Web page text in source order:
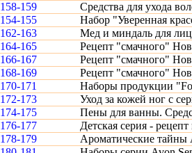
158-159
Средства для ухода
154-155
Набор "Уверенная
162-163
Мед и миндаль для
164-165
Рецепт "смачного"
166-167
Рецепт "смачного"
168-169
Рецепт "смачного"
170-171
Наборы продукции
172-173
Уход за кожей ног с
174-175
Пены для ванны.
176-177
Детская серия -
178-179
Ароматические тайны